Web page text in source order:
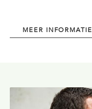
MEER INFORMATIE